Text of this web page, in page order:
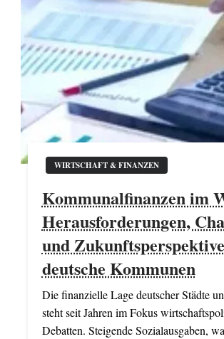
WIRTSCHAFT & FINANZEN
Kommunalfinanzen im
Herausforderungen,
und
deutsche Kommunen
Die finanzielle Lage deutscher Städte
steht seit Jahren im Fokus
Debatten. Steigende Sozialausgaben,